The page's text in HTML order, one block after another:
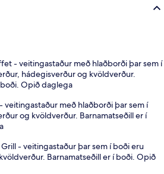
- veitingastaður með hlaðborði þar sem í
hádegisverður og kvöldverður.
Opið daglega
- veitingastaður með hlaðborði þar sem í
og kvöldverður. Barnamatseðill er í
- veitingastaður þar sem í boði eru
Barnamatseðill er í boði. Opið